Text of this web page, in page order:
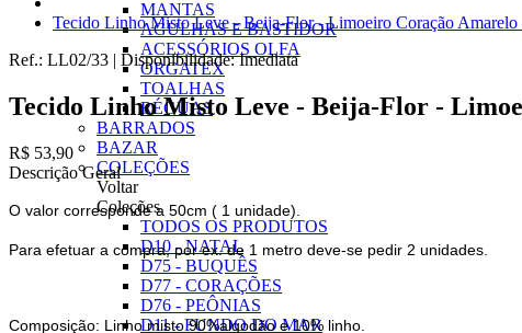
MANTAS
AGULHAS E BASTIDOR
ACESSÓRIOS OLFA
ORGATEX
TOALHAS
RÉGUAS
BARRADOS
BAZAR
COLEÇÕES
Voltar
Coleções
TODOS OS PRODUTOS
D10 - NATAL
D75 - BUQUÊS
D77 - CORAÇÕES
D76 - PEÔNIAS
D11 - FUNDO DO MAR
Tecido Linho Misto Leve - Beija-Flor - Limoeiro Coração
Ref.: LL02/33 | Disponibilidade:Imediata
Tecido Linho Misto Leve - Beija-Flor -
R$ 53,90
Descrição Geral
O valor corresponde a 50cm ( 1 unidade).
Para efetuar a compra, por ex. de 1 metro deve-se pedir 2 unidades.
Composição: Linho misto 90%algodão e 10% linho.